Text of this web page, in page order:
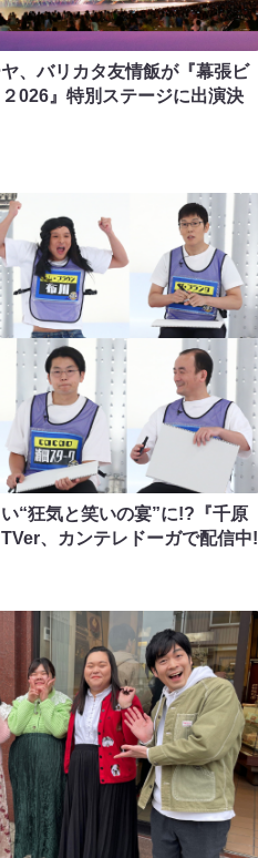
、バリカタ友情飯が『幕張ビ
026』特別ステージに出演決
“狂気と笑いの宴”に!?『千原
、カンテレドーガで配信中!